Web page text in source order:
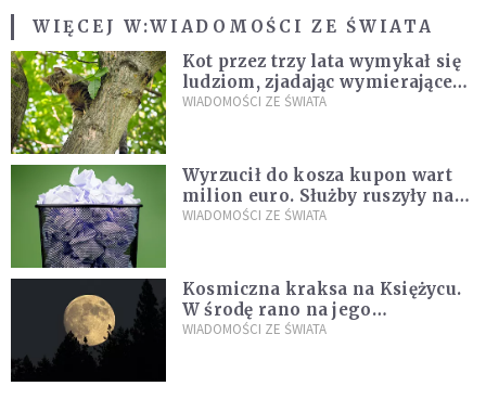
WIĘCEJ W:WIADOMOŚCI ZE ŚWIATA
Kot przez trzy lata wymykał się
ludziom, zjadając wymierające
kaczki. W końcu popełnił
WIADOMOŚCI ZE ŚWIATA
Wyrzucił do kosza kupon wart
milion euro. Służby ruszyły na
poszukiwania
WIADOMOŚCI ZE ŚWIATA
Kosmiczna kraksa na Księżycu.
W środę rano na jego
powierzchni dojdzie do
WIADOMOŚCI ZE ŚWIATA